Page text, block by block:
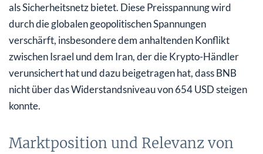
als Sicherheitsnetz bietet. Diese Preisspannung wird
durch die globalen geopolitischen Spannungen
verschärft, insbesondere dem anhaltenden Konflikt
zwischen Israel und dem Iran, der die Krypto-Händler
verunsichert hat und dazu beigetragen hat, dass BNB
nicht über das Widerstandsniveau von 654 USD steigen
konnte.
Marktposition und Relevanz von